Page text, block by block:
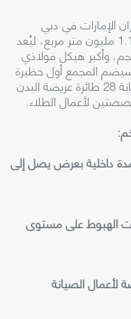
الإمارات في دبي
الجنوب على مساحة إجمالية تصل إلى 1.1 مليون متر مربع، ليُعد
وأكبر هيكل فولاذي
المجمع أول حظيرة
طائرات من نوعها عالمياً قادرة على صيانة 28 طائرة عريضة البدن
لأعمال الطلاء.
داخلية بعرض يصل إلى
الهبوط على مستوى
لأعمال الصيانة